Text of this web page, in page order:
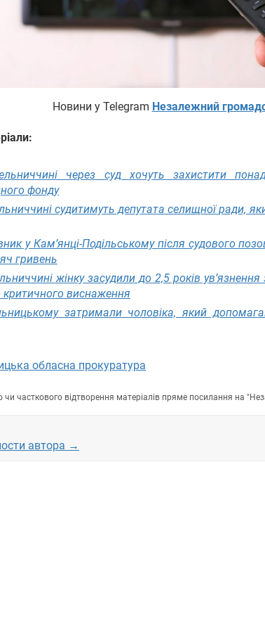
Новини у Telegram Незалежний
через суд хочуть захистити
фонду
судитимуть депутата селищної ради,
у Кам’янці-Подільському після судового
гривень
жінку засудили до 2,5 років
критичного виснаження
затримали чоловіка, який
обласна прокуратура
чи часткового відтворення матеріалів пряме посилання на
автора →